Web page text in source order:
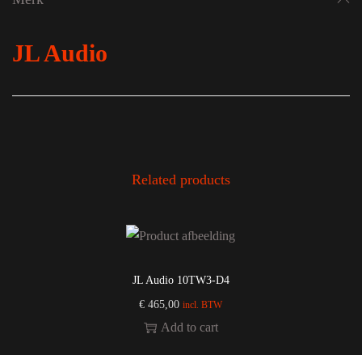
JL Audio
Related products
JL Audio 10TW3-D4
€ 465,00 incl. BTW
Add to cart